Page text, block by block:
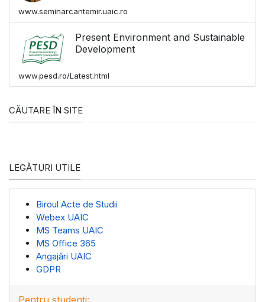
www.seminarcantemir.uaic.ro
Present Environment and Sustainable
Development
www.pesd.ro/Latest.html
CĂUTARE ÎN SITE
LEGĂTURI UTILE
Biroul Acte de Studii
Webex UAIC
MS Teams UAIC
MS Office 365
Angajări UAIC
GDPR